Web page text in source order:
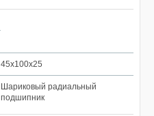
45x100x25
Шариковый радиальный
подшипник